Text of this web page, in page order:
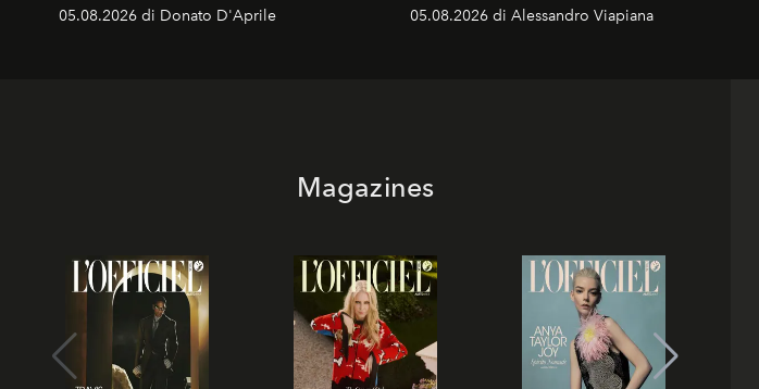
05.08.2026 di Donato D'Aprile 05.08.2026 di Alessandro Viapiana
Magazines